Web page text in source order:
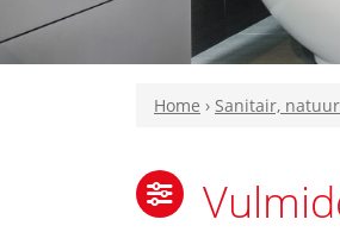
Home › Sanitair,